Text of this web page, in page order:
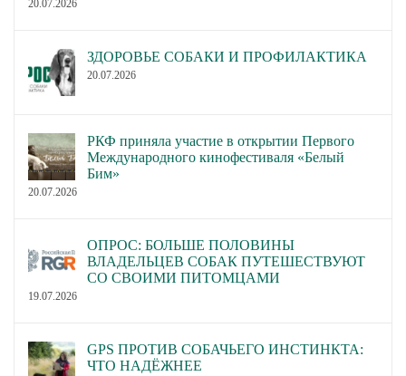
20.07.2026
ЗДОРОВЬЕ СОБАКИ И ПРОФИЛАКТИКА
20.07.2026
РКФ приняла участие в открытии Первого
Международного кинофестиваля «Белый
Бим»
20.07.2026
ОПРОС: БОЛЬШЕ ПОЛОВИНЫ
ВЛАДЕЛЬЦЕВ СОБАК ПУТЕШЕСТВУЮТ
СО СВОИМИ ПИТОМЦАМИ
19.07.2026
GPS ПРОТИВ СОБАЧЬЕГО ИНСТИНКТА:
ЧТО НАДЁЖНЕЕ